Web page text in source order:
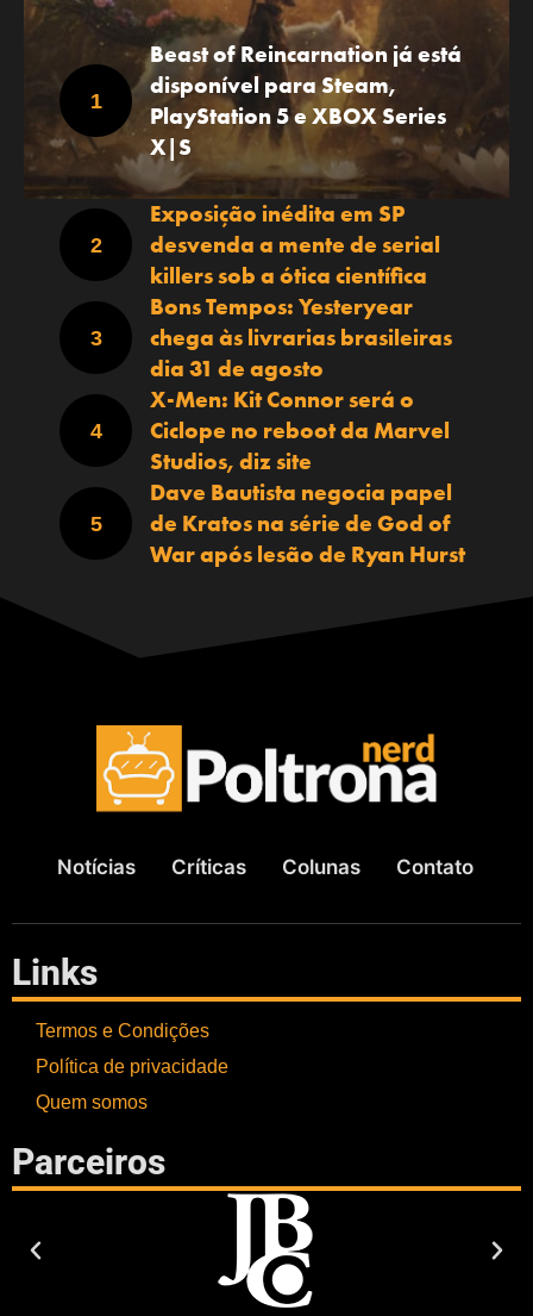
Beast of Reincarnation já está
disponível para Steam,
PlayStation 5 e XBOX Series
X|S
Exposição inédita em SP
desvenda a mente de serial
killers sob a ótica científica
Bons Tempos: Yesteryear
chega às livrarias brasileiras
dia 31 de agosto
X-Men: Kit Connor será o
Ciclope no reboot da Marvel
Studios, diz site
Dave Bautista negocia papel
de Kratos na série de God of
War após lesão de Ryan Hurst
Notícias Críticas Colunas Contato
Links
Termos e Condições
Política de privacidade
Quem somos
Parceiros